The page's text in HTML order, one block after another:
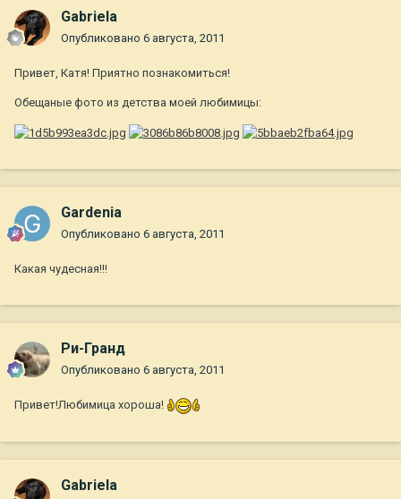
Gabriela
Опубликовано 6 августа, 2011
Привет, Катя! Приятно познакомиться!
Обещаные фото из детства моей любимицы:
Gardenia
Опубликовано 6 августа, 2011
Какая чудесная!!!
Ри-Гранд
Опубликовано 6 августа, 2011
Привет!Любимица хороша!
Gabriela